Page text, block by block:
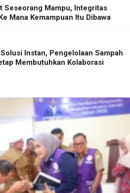
Seseorang Mampu, Integritas
Mana Kemampuan Itu Dibawa
Instan, Pengelolaan Sampah
Membutuhkan Kolaborasi